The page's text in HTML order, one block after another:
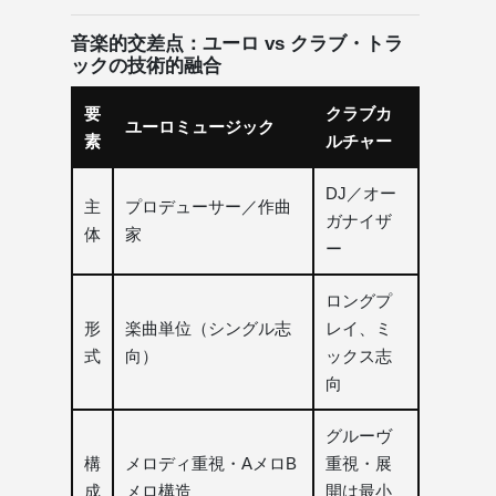
音楽的交差点：ユーロ vs クラブ・トラ
ックの技術的融合
要
素
ユーロミュージック
クラブカ
ルチャー
主
体
プロデューサー／作曲
家
DJ／オー
ガナイザ
ー
形
式
楽曲単位（シングル志
向）
ロングプ
レイ、ミ
ックス志
向
構
成
メロディ重視・AメロB
メロ構造
グルーヴ
重視・展
開は最小